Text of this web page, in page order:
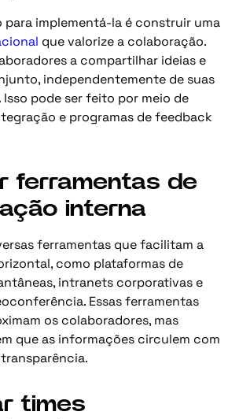
para implementá-la é construir uma
que valorize a colaboração.
a compartilhar ideias e
independentemente de suas
Isso pode ser feito por meio de
e programas de feedback
ferramentas de
interna
ferramentas que facilitam a
como plataformas de
intranets corporativas e
Essas ferramentas
os colaboradores, mas
que as informações circulem com
times